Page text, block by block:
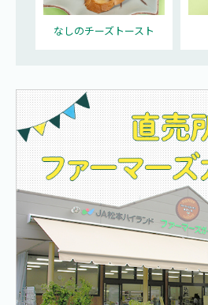
なしのチーズトースト